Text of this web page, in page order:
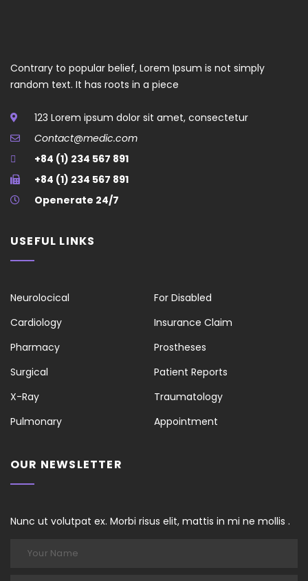
Contrary to popular belief, Lorem Ipsum is not simply
random text. It has roots in a piece
123 Lorem ipsum dolor sit amet, consectetur
Contact@medic.com
+84 (1) 234 567 891
+84 (1) 234 567 891
Openerate 24/7
USEFUL LINKS
Neurolocical
Cardiology
Pharmacy
Surgical
X-Ray
Pulmonary
For Disabled
Insurance Claim
Prostheses
Patient Reports
Traumatology
Appointment
OUR NEWSLETTER
Nunc ut volutpat ex. Morbi risus elit, mattis in mi ne mollis .